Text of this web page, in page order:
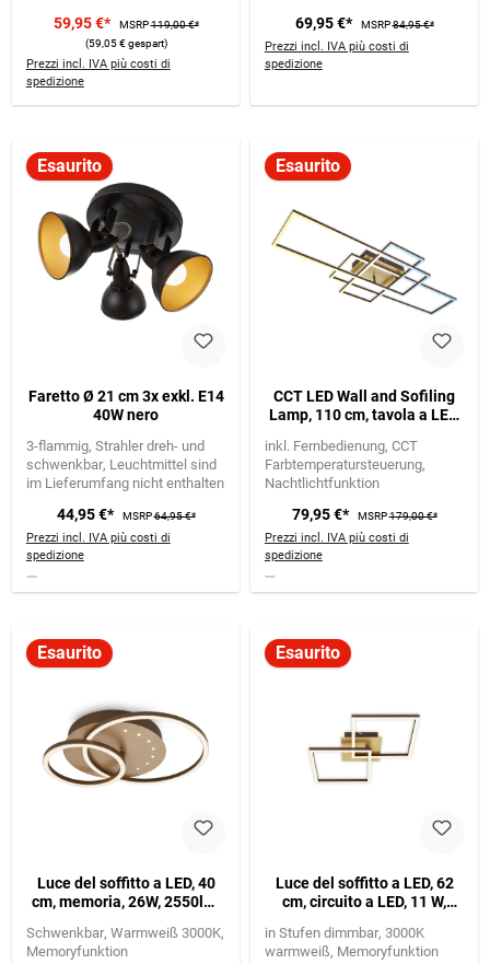
59,95 €* MSRP119,00 €*
(59,05 € gespart)
Prezzi incl. IVA più costi di
spedizione
69,95 €* MSRP84,95 €*
Prezzi incl. IVA più costi di
spedizione
Esaurito
Faretto Ø 21 cm 3x exkl. E14
40W nero
3-flammig Strahler dreh- und
schwenkbar Leuchtmittel sind
im Lieferumfang nicht enthalten
44,95 €* MSRP64,95 €*
Prezzi incl. IVA più costi di
spedizione
Esaurito
CCT LED Wall and Sofiling
Lamp, 110 cm, tavola a LED,
dorato
inkl. Fernbedienung CCT
Farbtemperatursteuerung
Nachtlichtfunktion
79,95 €* MSRP179,00 €*
Prezzi incl. IVA più costi di
spedizione
Esaurito
Luce del soffitto a LED, 40
cm, memoria, 26W, 2550lm,
Schwenkbar Warmweiß 3000K
Memoryfunktion
Esaurito
Luce del soffitto a LED, 62
cm, circuito a LED, 11 W,
in Stufen dimmbar 3000K
warmweiß Memoryfunktion